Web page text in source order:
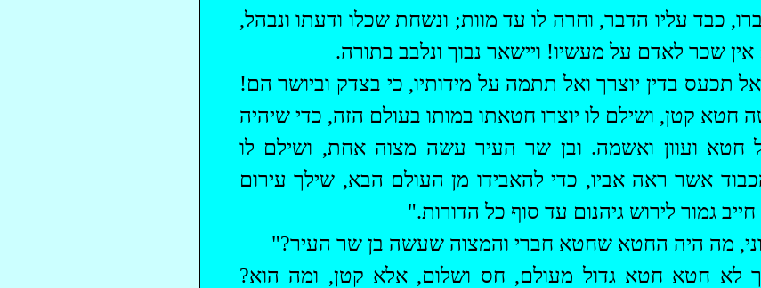
כבד עליו הדבר, וחרה לו עד מוות; ונשחת שכלו ודעתו ונבהל,
שכר לאדם על מעשיו! ויישאר נבוך ונלבב בתורה.
תכעס בדין יוצרך ואל תתמה על מידותיו, כי בצדק וביושר הם!
קטן, ושילם לו יוצרו חטאתו במותו בעולם הזה, כדי שיהיה
חטא ועוון ואשמה. ובן שר העיר עשה מצוה אחת, ושילם לו
אשר ראה אביו, כדי להאבידו מן העולם הבא, שילך עירום
גמור לירוש גיהנום עד סוף כל הדורות."
מה היה החטא שחטא חברי והמצוה שעשה בן שר העיר?"
לא חטא חטא גדול מעולם, חס ושלום, אלא קטן, ומה הוא?